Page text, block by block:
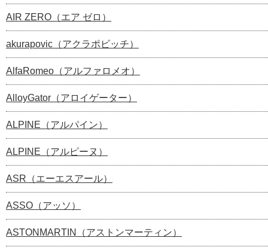
AIR ZERO（エア ゼロ）
akurapovic（アクラポビッチ）
AlfaRomeo（アルファロメオ）
AlloyGator（アロイゲーター）
ALPINE（アルパイン）
ALPINE（アルピーヌ）
ASR（エーエスアール）
ASSO（アッソ）
ASTONMARTIN（アストンマーティン）